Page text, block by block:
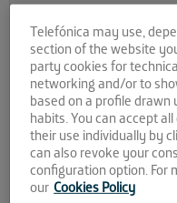
El 23 de marzo
de esta emprendedora
evento, presentado por
contó con la colaboración
mentoras, especialista en
que condujo la entrevista.
se quedaron un buen
Carlota, que además
crowdworking.
Telefónica may use,
section of the website
party cookies for
networking and/or to
based on a profile drawn
habits. You can accept
their use individually by
can also revoke your
configuration option. For
our Cookies Policy